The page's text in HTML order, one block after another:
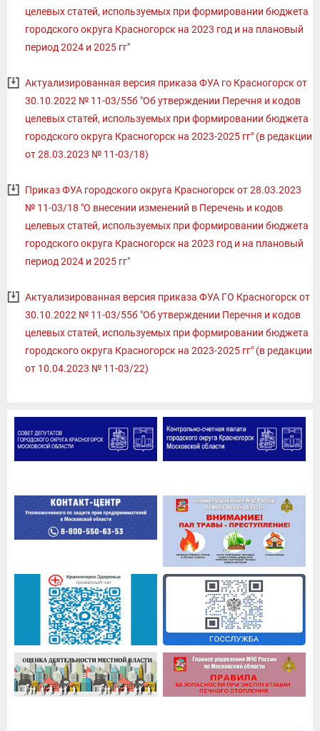
целевых статей, используемых при формировании бюджета
городского округа Красногорск на 2023 год и на плановый
период 2024 и 2025 гг"
Актуализированная версия приказа ФУА го Красногорск от
30.10.2022 № 11-03/55б "Об утверждении Перечня и кодов
целевых статей, используемых при формировании бюджета
городского округа Красногорск на 2023-2025 гг" (в редакции
от 28.03.2023 № 11-03/18)
Приказ ФУА городского округа Красногорск от 28.03.2023
№ 11-03/18 "О внесении изменений в Перечень и кодов
целевых статей, используемых при формировании бюджета
городского округа Красногорск на 2023 год и на плановый
период 2024 и 2025 гг"
Актуализированная версия приказа ФУА ГО Красногорск от
30.10.2022 № 11-03/55б "Об утверждении Перечня и кодов
целевых статей, используемых при формировании бюджета
городского округа Красногорск на 2023-2025 гг" (в редакции
от 10.04.2023 № 11-03/22)